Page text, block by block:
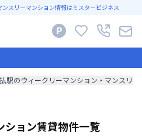
スリーマンション情報はミスタービジネス
駅のウィークリーマンション・マンスリ
ション賃貸物件一覧